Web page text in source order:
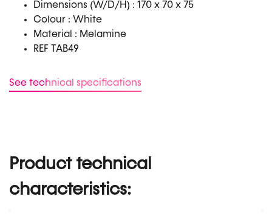
Dimensions (W/D/H) : 170 x 70 x 75
Colour : White
Material : Melamine
REF TAB49
See technical specifications
Product technical
characteristics: